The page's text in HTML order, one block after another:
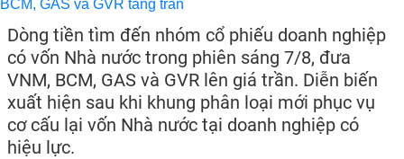
Dòng tiền tìm đến nhóm cổ phiếu doanh nghiệp
có vốn Nhà nước trong phiên sáng 7/8, đưa
VNM, BCM, GAS và GVR lên giá trần. Diễn biến
xuất hiện sau khi khung phân loại mới phục vụ
cơ cấu lại vốn Nhà nước tại doanh nghiệp có
hiệu lực.